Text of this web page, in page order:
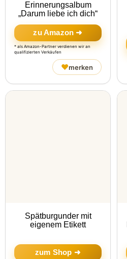
Erinnerungsalbum
„Darum liebe ich dich“
zu Amazon ➜
* als Amazon-Partner verdienen wir an
qualifizierten Verkäufen
♥merken
Spätburgunder mit
eigenem Etikett
zum Shop ➜